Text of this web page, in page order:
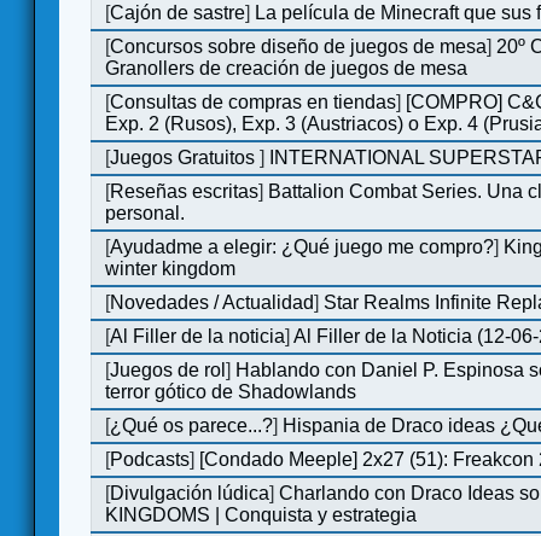
[Cajón de sastre] La película de Minecraft que sus
[Concursos sobre diseño de juegos de mesa] 20º
Granollers de creación de juegos de mesa
[Consultas de compras en tiendas] [COMPRO]
Exp. 2 (Rusos), Exp. 3 (Austriacos) o Exp. 4
[Juegos Gratuitos]
INTERNATIONAL
[Reseñas escritas] Battalion Combat Series. Una
personal.
[Ayudadme a elegir: ¿Qué juego me compro?]
winter kingdom
[Novedades / Actualidad] Star Realms Infinite
[Al Filler de la noticia]Al Filler de la Noticia (12-
[Juegos de rol] Hablando con Daniel P. Espinosa
terror gótico de Shadowlands
[¿Qué os parece...?] Hispania de Draco ideas
[Podcasts] [Condado Meeple] 2x27 (51): Freakcon
[Divulgación lúdica]Charlando con Draco Ideas
KINGDOMS | Conquista y estrategia